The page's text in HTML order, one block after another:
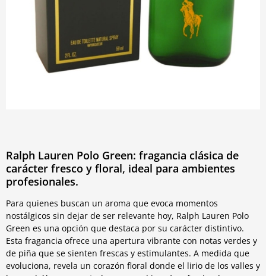
Ralph Lauren Polo Green: fragancia clásica de
carácter fresco y floral, ideal para ambientes
profesionales.
Para quienes buscan un aroma que evoca momentos
nostálgicos sin dejar de ser relevante hoy, Ralph Lauren Polo
Green es una opción que destaca por su carácter distintivo.
Esta fragancia ofrece una apertura vibrante con notas verdes y
de piña que se sienten frescas y estimulantes. A medida que
evoluciona, revela un corazón floral donde el lirio de los valles y